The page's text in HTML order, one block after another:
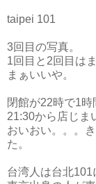
taipei 101
3回目の写真。
1回目と2回目は
まぁいいや。
閉館が22時で1時
21:30から店じま
おいおい。。。
た。
台湾人は台北101